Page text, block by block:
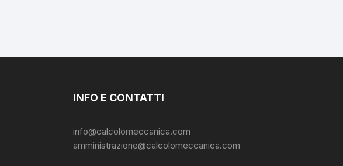
INFO E CONTATTI
info@calcolomeccanica.com
amministrazione@calcolomeccanica.com